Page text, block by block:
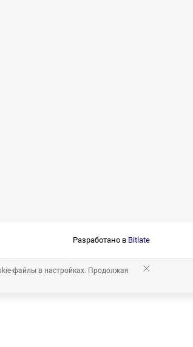
Разработано в Bitlate
файлы в настройках. Продолжая